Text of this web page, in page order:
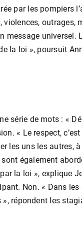
par les pompiers
la loi », poursuit
série de mots : «
« Le respect,
les uns les
également
la loi », explique
Non. « Dans
répondent les